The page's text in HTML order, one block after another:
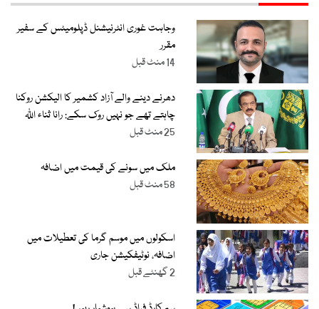
وجاہت غوری انٹرنیشنل ڈپلومیٹس کے سفیر
مقرر
14 منٹ قبل
دھرنے دینے والے آزاد کشمیر کا الیکشن روکنا
چاہتے تھے جو نہیں روک سکے: رانا ثناء اللّٰہ
25 منٹ قبل
ملک میں سونے کی قیمت میں اضافہ
58 منٹ قبل
اسکولوں میں موسم گرما کی تعطیلات میں
اضافہ، نوٹیفکیشن جاری
2 گھنٹے قبل